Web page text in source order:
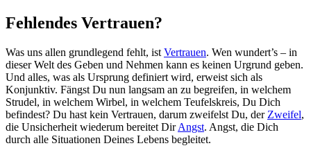
Fehlendes Vertrauen?
Was uns allen grundlegend fehlt, ist Vertrauen. Wen wundert’s – in
dieser Welt des Geben und Nehmen kann es keinen Urgrund geben.
Und alles, was als Ursprung definiert wird, erweist sich als
Konjunktiv. Fängst Du nun langsam an zu begreifen, in welchem
Strudel, in welchem Wirbel, in welchem Teufelskreis, Du Dich
befindest? Du hast kein Vertrauen, darum zweifelst Du, der Zweifel,
die Unsicherheit wiederum bereitet DirAngst. Angst, die Dich
durch alle Situationen Deines Lebens begleitet.